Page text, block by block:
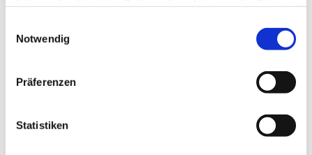
Notwendig
Präferenzen
Statistiken
Dies könnte Sie auch